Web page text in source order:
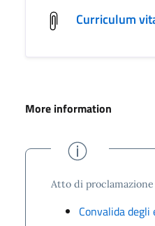
Curriculum
More information
Atto di
Convalida